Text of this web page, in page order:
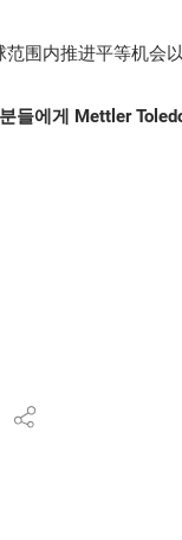
围内推进平等机会
들에게 Mettler